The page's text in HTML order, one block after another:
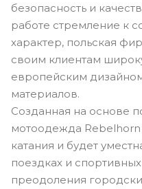
безопасность и
работе стремление к
характер, польская
своим клиентам
европейским
материалов.
Созданная на основе
мотоодежда Rebelhorn
катания и будет
поездках и
преодоления